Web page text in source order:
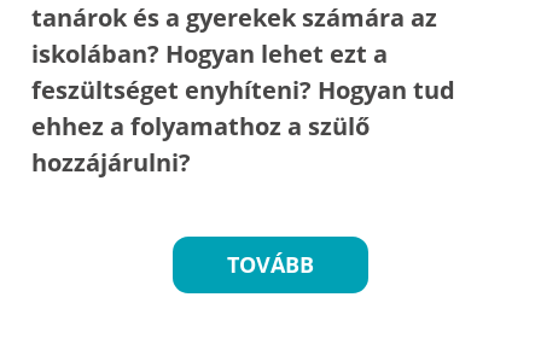
tanárok és a gyerekek számára az
iskolában? Hogyan lehet ezt a
feszültséget enyhíteni? Hogyan tud
ehhez a folyamathoz a szülő
hozzájárulni?
TOVÁBB